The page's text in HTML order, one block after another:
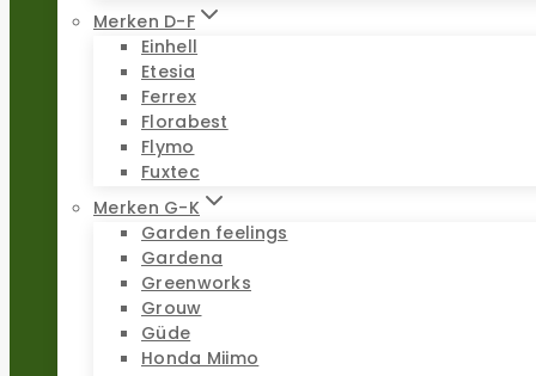
Merken D-F
Einhell
Etesia
Ferrex
Florabest
Flymo
Fuxtec
Merken G-K
Garden feelings
Gardena
Greenworks
Grouw
Güde
Honda Miimo